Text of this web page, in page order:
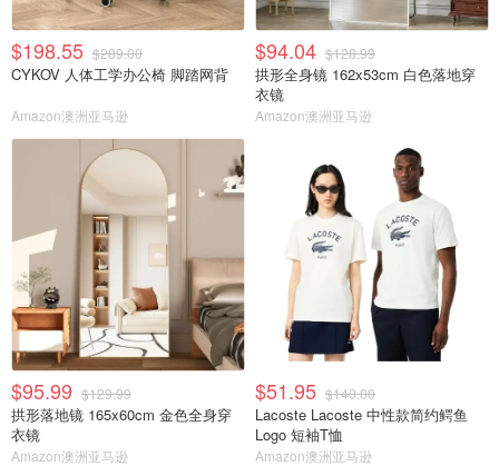
$198.55 $289.00
CYKOV 人体工学办公椅 脚踏网背
Amazon澳洲亚马逊
$94.04 $128.99
拱形全身镜 162x53cm 白色落地穿
衣镜
Amazon澳洲亚马逊
$95.99 $129.99
拱形落地镜 165x60cm 金色全身穿
衣镜
Amazon澳洲亚马逊
$51.95 $140.00
Lacoste Lacoste 中性款简约鳄鱼
Logo 短袖T恤
Amazon澳洲亚马逊